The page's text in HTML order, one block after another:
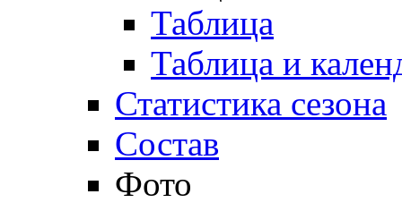
Таблица
Таблица и
Статистика сезона
Состав
Фото